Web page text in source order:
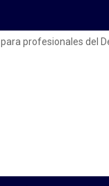
profesionales del